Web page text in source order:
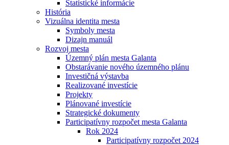
Štatistické informácie
História
Vizuálna identita mesta
Symboly mesta
Dizajn manuál
Rozvoj mesta
Územný plán mesta Galanta
Obstarávanie nového územného plánu
Investičná výstavba
Realizované investície
Projekty
Plánované investície
Strategické dokumenty
Participatívny rozpočet mesta Galanta
Rok 2024
Participatívny rozpočet 2024